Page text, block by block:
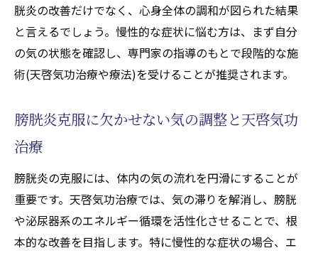
胱炎の改善だけでなく、心身全体の調和が図られた結果
と言えるでしょう。慢性的な症状に悩む方は、まず自分
の気の状態を確認し、専門家の指導のもとで段階的な施
術(天啓気功治療や療法)を受けることが推奨されます。
膀胱炎克服に欠かせない気の調整と天啓気功
治療
膀胱炎の克服には、体内の気の流れを円滑にすることが
重要です。天啓気功治療では、気の滞りを解消し、膀胱
や泌尿器系のエネルギー循環を活性化させることで、根
本的な改善を目指します。特に慢性的な症状の場合、エ